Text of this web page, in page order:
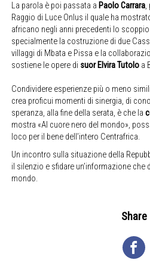
La parola è poi passata a Paolo Carrara,
Raggio di Luce Onlus il quale ha
africano negli anni precedenti lo
specialmente la costruzione di due
villaggi di Mbata e Pissa e la
sostiene le opere di suor Elvira Tutolo a
Condividere esperienze più o meno
crea proficui momenti di sinergia, di
speranza, alla fine della serata, è che la
mostra «Al cuore nero del mondo»,
loco per il bene dell’intero Centrafrica.
Un incontro sulla situazione della
il silenzio e sfidare un’informazione che
mondo.
Share